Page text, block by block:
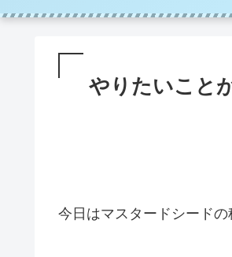
やりたいこと
今日はマスタードシードの